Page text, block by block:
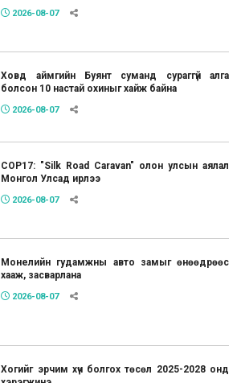
2026-08-07
Ховд аймгийн Буянт суманд сураггүй алга
болсон 10 настай охиныг хайж байна
2026-08-07
COP17: "Silk Road Caravan" олон улсын аялал
Монгол Улсад ирлээ
2026-08-07
Монелийн гудамжны авто замыг өнөөдрөөс
хааж, засварлана
2026-08-07
Хогийг эрчим хүч болгох төсөл 2025-2028 онд